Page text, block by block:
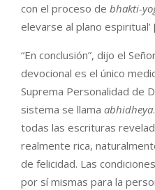
con el proceso de bhakti-
elevarse al plano espiritual’
“En conclusión”, dijo el
devocional es el único
Suprema Personalidad de
sistema se llama abhidheya
todas las escrituras
realmente rica,
de felicidad. Las
por sí mismas para la